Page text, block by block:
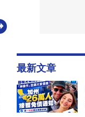
最新文章